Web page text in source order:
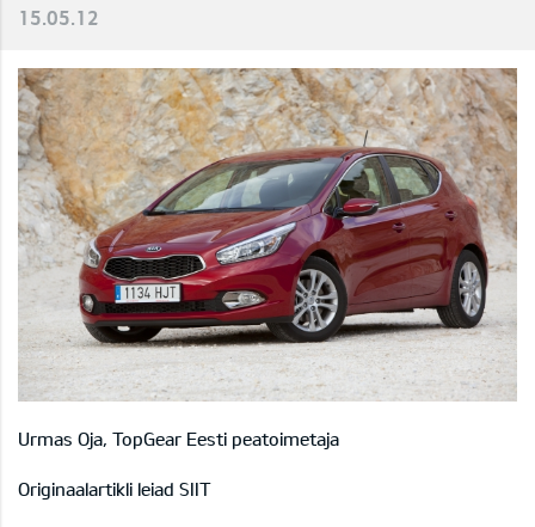
15.05.12
Urmas Oja, TopGear Eesti peatoimetaja
Originaalartikli leiad SIIT